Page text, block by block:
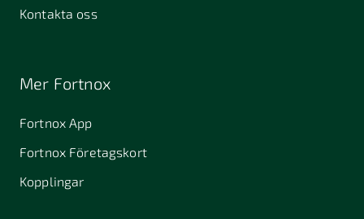
Kontakta oss
Mer Fortnox
Fortnox App
Fortnox Företagskort
Kopplingar